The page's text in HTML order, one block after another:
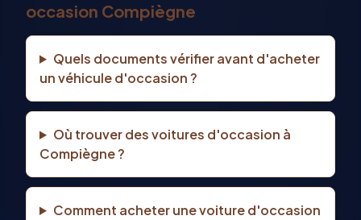
occasion Compiègne
Quels documents vérifier avant d'acheter
un véhicule d'occasion ?
Où trouver des voitures d'occasion à
Compiègne ?
Comment acheter une voiture d'occasion